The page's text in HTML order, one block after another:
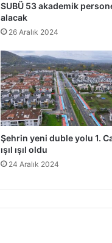
SUBÜ 53 akademik
alacak
26 Aralık 2024
Şehrin yeni duble yolu 1.
ışıl ışıl oldu
24 Aralık 2024